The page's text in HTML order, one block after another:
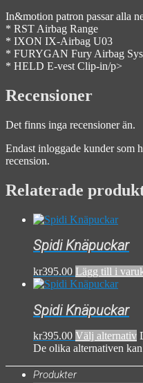
In&motion patron passar alla
* RST Airbag Range
* IXON IX-Airbag U03
* FURYGAN Fury Airbag
* HELD E-vest Clip-in/p>
Recensioner
Det finns inga recensioner än.
Endast inloggade kunder som
recension.
Relaterade
Spidi Knäpuckar
kr395.00 Lägg till i
Spidi Knäpuckar
kr395.00 Välj alternativ
De olika alternativen
Produkter